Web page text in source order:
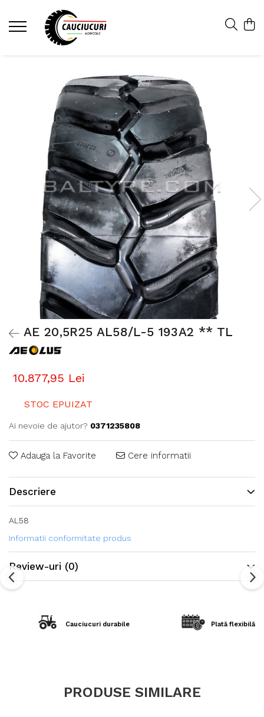
AE 20,5R25 AL58/L-5 193A2 ** TL
10.877,95 Lei
STOC EPUIZAT
Ai nevoie de ajutor? 0371235808
Adauga la Favorite Cere informatii
Descriere
AL58
Informatii conformitate produs
Review-uri (0)
Cauciucuri durabile Plată flexibilă
PRODUSE SIMILARE